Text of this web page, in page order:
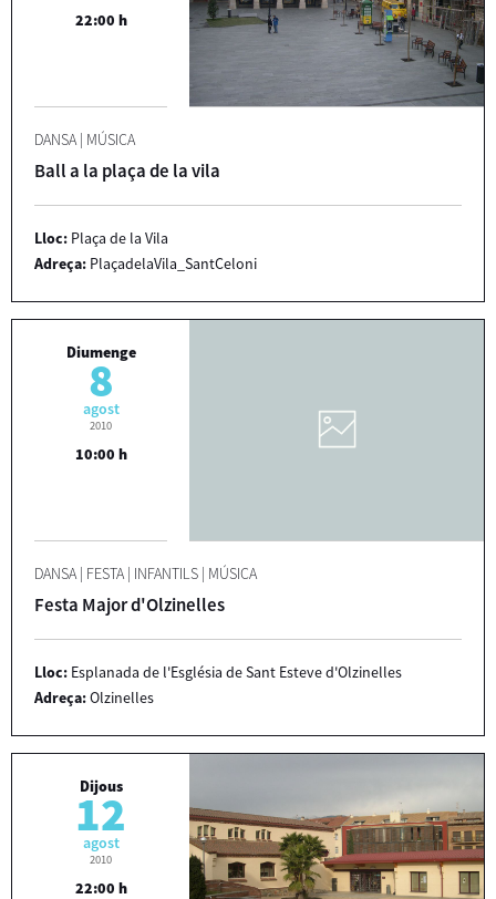
22:00 h
DANSA | MÚSICA
Ball a la plaça de la vila
Lloc: Plaça de la Vila
Adreça: PlaçadelaVila_SantCeloni
Diumenge
8
agost
2010
10:00 h
DANSA | FESTA | INFANTILS | MÚSICA
Festa Major d'Olzinelles
Lloc: Esplanada de l'Església de Sant Esteve d'Olzinelles
Adreça:Olzinelles
Dijous
12
agost
2010
22:00 h